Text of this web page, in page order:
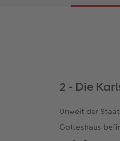
2 - Die
Unweit der
Gotteshaus